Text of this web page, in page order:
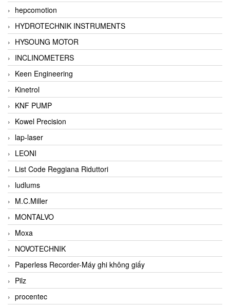
hepcomotion
HYDROTECHNIK INSTRUMENTS
HYSOUNG MOTOR
INCLINOMETERS
Keen Engineering
Kinetrol
KNF PUMP
Kowel Precision
lap-laser
LEONI
List Code Reggiana Riduttori
ludlums
M.C.Miller
MONTALVO
Moxa
NOVOTECHNIK
Paperless Recorder-Máy ghi không giấy
Pilz
procentec